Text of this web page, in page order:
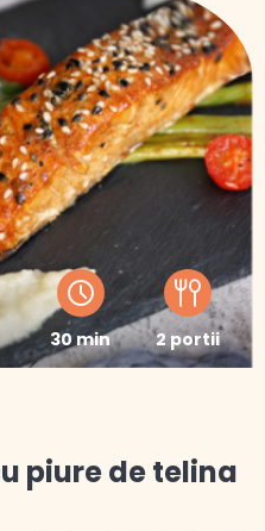
30 min 2 portii
piure de telina